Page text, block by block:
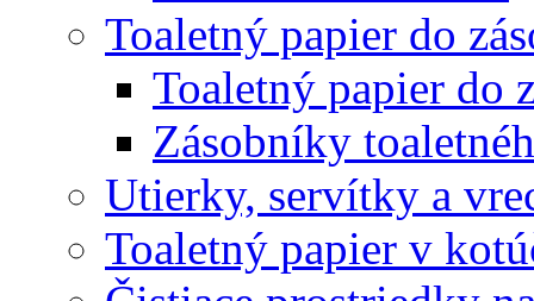
Toaletný papier do
Toaletný papier do
Zásobníky
Utierky, servítky a
Toaletný papier v